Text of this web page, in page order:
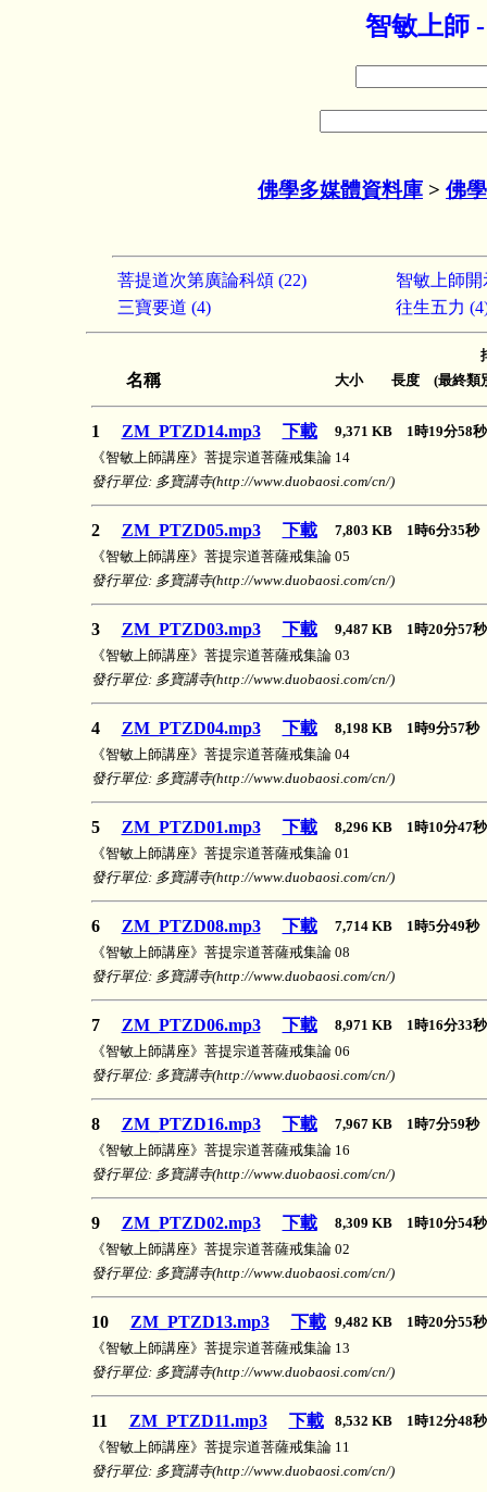
智敏上師
佛學多媒體資料庫 > 佛
菩提道次第廣論科頌 (22)
智敏上師開
三寶要道 (4)
往生五力
名稱 大小 長度 (最終類
1 ZM_PTZD14.mp3 下載
9,371 KB 1時19分58
《智敏上師講座》菩提宗道菩薩戒集論 14
發行單位: 多寶講寺(http://www.duobaosi.com/cn/)
2 ZM_PTZD05.mp3 下載
7,803 KB 1時6分35
《智敏上師講座》菩提宗道菩薩戒集論 05
發行單位: 多寶講寺(http://www.duobaosi.com/cn/)
3 ZM_PTZD03.mp3 下載
9,487 KB 1時20分57
《智敏上師講座》菩提宗道菩薩戒集論 03
發行單位: 多寶講寺(http://www.duobaosi.com/cn/)
4 ZM_PTZD04.mp3 下載
8,198 KB 1時9分57
《智敏上師講座》菩提宗道菩薩戒集論 04
發行單位: 多寶講寺(http://www.duobaosi.com/cn/)
5 ZM_PTZD01.mp3 下載
8,296 KB 1時10分47
《智敏上師講座》菩提宗道菩薩戒集論 01
發行單位: 多寶講寺(http://www.duobaosi.com/cn/)
6 ZM_PTZD08.mp3 下載
7,714 KB 1時5分49
《智敏上師講座》菩提宗道菩薩戒集論 08
發行單位: 多寶講寺(http://www.duobaosi.com/cn/)
7 ZM_PTZD06.mp3 下載
8,971 KB 1時16分33
《智敏上師講座》菩提宗道菩薩戒集論 06
發行單位: 多寶講寺(http://www.duobaosi.com/cn/)
8 ZM_PTZD16.mp3 下載
7,967 KB 1時7分59
《智敏上師講座》菩提宗道菩薩戒集論 16
發行單位: 多寶講寺(http://www.duobaosi.com/cn/)
9 ZM_PTZD02.mp3 下載
8,309 KB 1時10分54
《智敏上師講座》菩提宗道菩薩戒集論 02
發行單位: 多寶講寺(http://www.duobaosi.com/cn/)
10 ZM_PTZD13.mp3 下載 9,482 KB 1時20分55
《智敏上師講座》菩提宗道菩薩戒集論 13
發行單位: 多寶講寺(http://www.duobaosi.com/cn/)
11 ZM_PTZD11.mp3 下載
8,532 KB 1時12分48
《智敏上師講座》菩提宗道菩薩戒集論 11
發行單位: 多寶講寺(http://www.duobaosi.com/cn/)